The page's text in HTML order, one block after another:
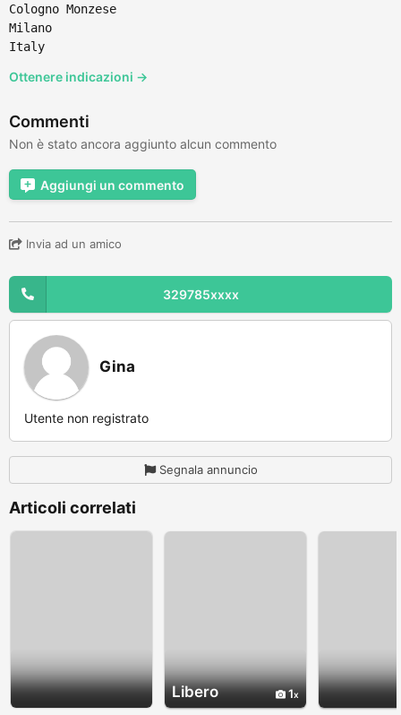
Cologno Monzese
Milano
Italy
Ottenere indicazioni →
Commenti
Non è stato ancora aggiunto alcun commento
Aggiungi un commento
Invia ad un amico
329785xxxx
Gina
Utente non registrato
Segnala annuncio
Articoli correlati
Libero 1